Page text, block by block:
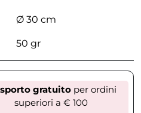
Ø 30 cm
50 gr
gratuitoper ordini
superiori a € 100